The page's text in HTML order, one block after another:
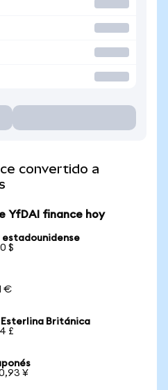
convertido a
YfDAI finance hoy
estadounidense
$
€
Británica
£
¥